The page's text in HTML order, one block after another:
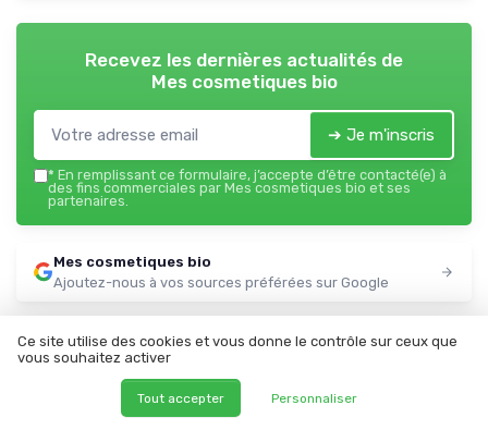
Recevez les dernières actualités de
Mes cosmetiques bio
➔ Je m'inscris
* En remplissant ce formulaire, j’accepte d’être contacté(e) à
des fins commerciales par Mes cosmetiques bio et ses
partenaires.
Mes cosmetiques bio
Ajoutez-nous à vos sources préférées sur Google
Parole d'experts
Ce site utilise des cookies et vous donne le contrôle sur ceux que
vous souhaitez activer
Tout accepter Personnaliser